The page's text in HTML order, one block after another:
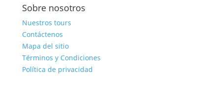
Sobre nosotros
Nuestros tours
Contáctenos
Mapa del sitio
Términos y Condiciones
Política de privacidad